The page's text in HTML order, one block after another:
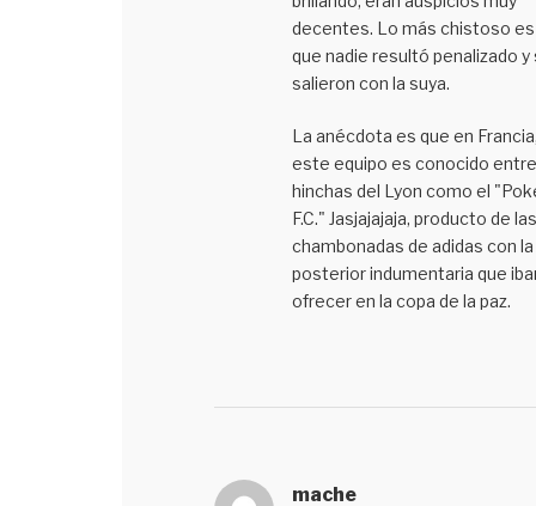
decentes. Lo más chistoso es
que nadie resultó penalizado y
salieron con la suya.
La anécdota es que en
este equipo es conocido
hinchas del Lyon como el
F.C." Jasjajajaja, producto de las
chambonadas de adidas con la
posterior indumentaria que
ofrecer en la copa de la paz.
mache